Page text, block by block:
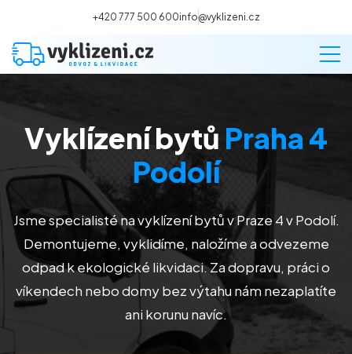
+420 777 500 600info@vyklizeni.cz
Vyklízení
Stěhování
Malování
Deratizace a dezinsekce
Vyklízení bytů Praha 4
Podolí
Jsme specialisté na vyklízení bytů v Praze 4 v Podolí.
Demontujeme, vyklidíme, naložíme a odvezeme
odpad k ekologické likvidaci. Za dopravu, práci o
víkendech nebo domy bez výtahu nám nezaplatíte
ani korunu navíc.